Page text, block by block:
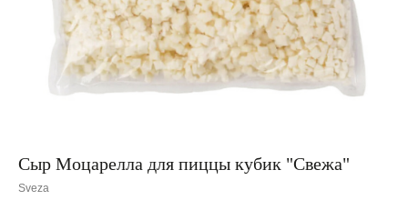
Сыр Моцарелла для пиццы кубик "Свежа"
Sveza